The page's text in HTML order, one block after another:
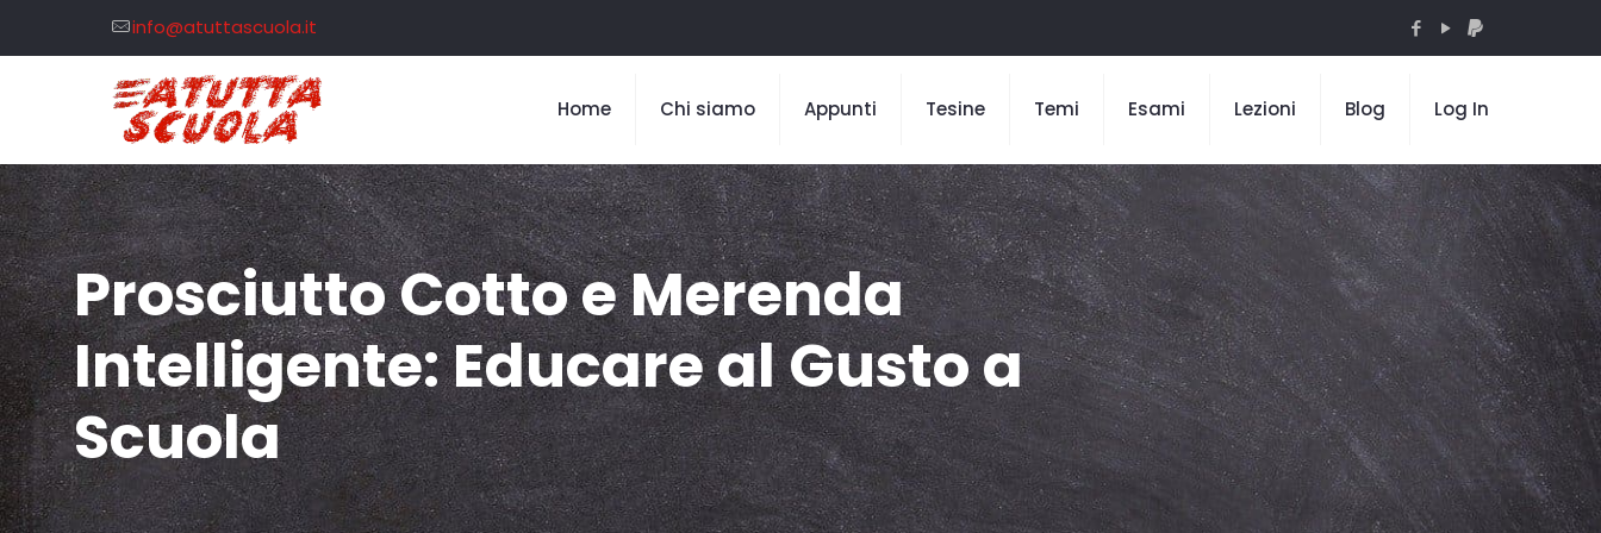
info@atuttascuola.it
Home Chi siamo Appunti Tesine Temi Esami Lezioni Blog Log In
Prosciutto Cotto e Merenda
Intelligente: Educare al Gusto a
Scuola